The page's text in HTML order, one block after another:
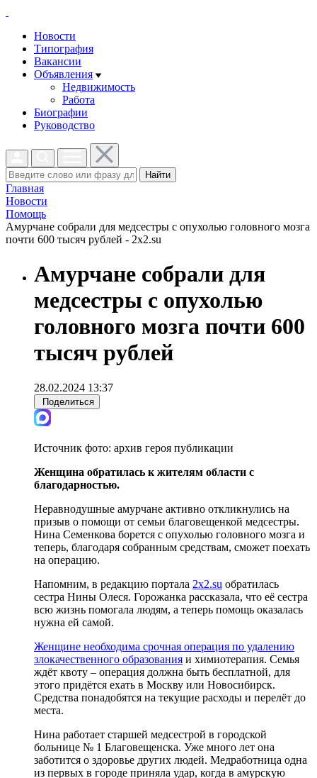
Новости
Типография
Вакансии
Объявления
Недвижимость
Работа
Биографии
Руководство
Найти
Главная
Новости
Помощь
Амурчане собрали для медсестры с опухолью головного мозга
почти 600 тысяч рублей - 2x2.su
Амурчане собрали для
медсестры с опухолью
головного мозга почти 600
тысяч рублей
28.02.2024 13:37
Поделиться
Источник фото: архив героя публикации
Женщина обратилась к жителям области с
благодарностью.
Неравнодушные амурчане активно откликнулись на
призыв о помощи от семьи благовещенкой медсестры.
Нина Семенкова борется с опухолью головного мозга и
теперь, благодаря собранным средствам, сможет поехать
на операцию.
Напомним, в редакцию портала 2x2.su обратилась
сестра Нины Олеся. Горожанка рассказала, что её сестра
всю жизнь помогала людям, а теперь помощь оказалась
нужна ей самой.
Женщине необходима срочная операция по удалению
злокачественного образования и химиотерапия. Семья
ждёт квоту – операция должна быть бесплатной, для
этого придётся ехать в Москву или Новосибирск.
Средства понадобятся на текущие расходы и перелёт до
места.
Нина работает старшей медсестрой в городской
больнице № 1 Благовещенска. Уже много лет она
заботится о здоровье других людей. Медработница одна
из первых в городе приняла удар, когда в амурскую